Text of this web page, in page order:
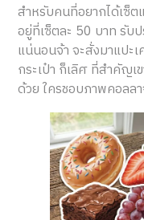
สำหรับคนที่อยากได้เซ็
อยู่ที่เซ็ตละ 50 บาท รับ
แน่นอนจ้า จะสั่งมาแปะ
กระเป๋า ก็เลิศ ที่สำคัญเ
ด้วย ใครชอบภาพคอลล